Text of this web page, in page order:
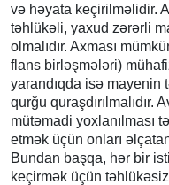
və həyata keçirilməlidir.
təhlükəli, yaxud zərərli
olmalıdır. Axması
flans birləşmələri)
yarandıqda isə mayenin
qurğu quraşdırılmalıdır.
mütəmadi yoxlanılması
etmək üçün onları
Bundan başqa, hər bir
keçirmək üçün təhlükəsiz